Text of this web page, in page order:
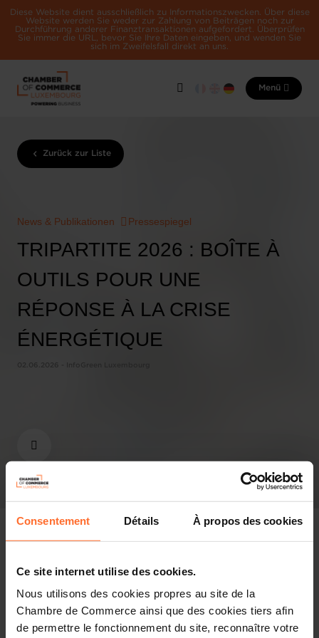
Consentement Détails À propos des cookies
Ce site internet utilise des cookies.
Nous utilisons des cookies propres au site de la
Chambre de Commerce ainsi que des cookies tiers afin
de permettre le fonctionnement du site, reconnaître votre
Diese Website dient ausschließlich zu Informationszwecken. Über diese
Website werden Sie weder zur Zahlung von Beiträgen noch zur
Durchführung anderer Finanztransaktionen aufgefordert. Überprüfen
Sie immer die URL, bevor Sie Ihre Daten eingeben, und wenden Sie
sich im Zweifelsfall direkt an uns.
Menü
Zurück zur Liste
News & Publikationen Pressespiegel
TRIPARTITE 2026 : BOÎTE À
OUTILS POUR UNE
RÉPONSE À LA CRISE
ÉNERGÉTIQUE
Pressespiegel
Diesen Artikel teilen